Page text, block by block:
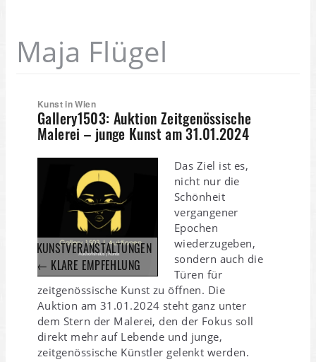
Maja Flügel
Kunst in Wien
Gallery1503: Auktion Zeitgenössische
Malerei – junge Kunst am 31.01.2024
KUNSTVERANSTALTUNGEN
← KLARE EMPFEHLUNG
Das Ziel ist es,
nicht nur die
Schönheit
vergangener
Epochen
wiederzugeben,
sondern auch die
Türen für
zeitgenössische Kunst zu öffnen. Die
Auktion am 31.01.2024 steht ganz unter
dem Stern der Malerei, den der Fokus soll
direkt mehr auf Lebende und junge,
zeitgenössische Künstler gelenkt werden.